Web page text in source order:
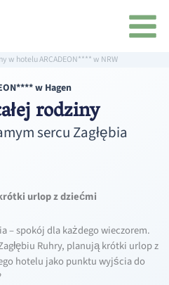
w hotelu ARCADEON**** w NRW
w Hagen
rodziny
sercu Zagłębia
urlop z dziećmi
– spokój dla każdego wieczorem.
Ruhry, planują krótki urlop z
hotelu jako punktu wyjścia do